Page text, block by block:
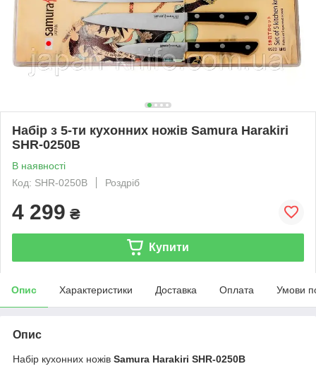
Набір з 5-ти кухонних ножів Samura Harakiri
SHR-0250B
В наявності
Код: SHR-0250B
Роздріб
4 299 ₴
Купити
Опис Характеристики Доставка Оплата Умови
Опис
Набір кухонних ножів Samura Harakiri SHR-0250B